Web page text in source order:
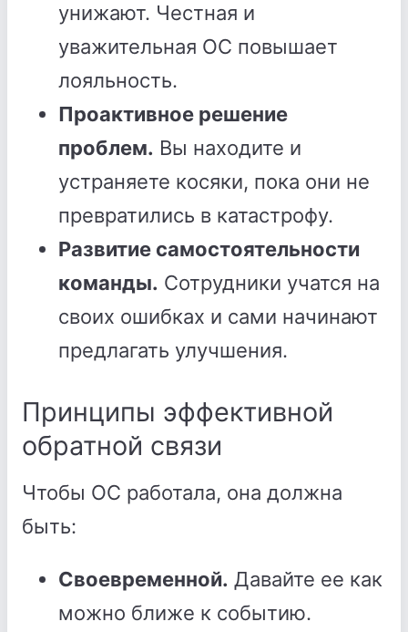
унижают. Честная и
уважительная ОС повышает
лояльность.
Проактивное решение
проблем. Вы находите и
устраняете косяки, пока они не
превратились в катастрофу.
Развитие самостоятельности
команды. Сотрудники учатся на
своих ошибках и сами начинают
предлагать улучшения.
Принципы эффективной
обратной связи
Чтобы ОС работала, она должна
быть:
Своевременной. Давайте ее как
можно ближе к событию.